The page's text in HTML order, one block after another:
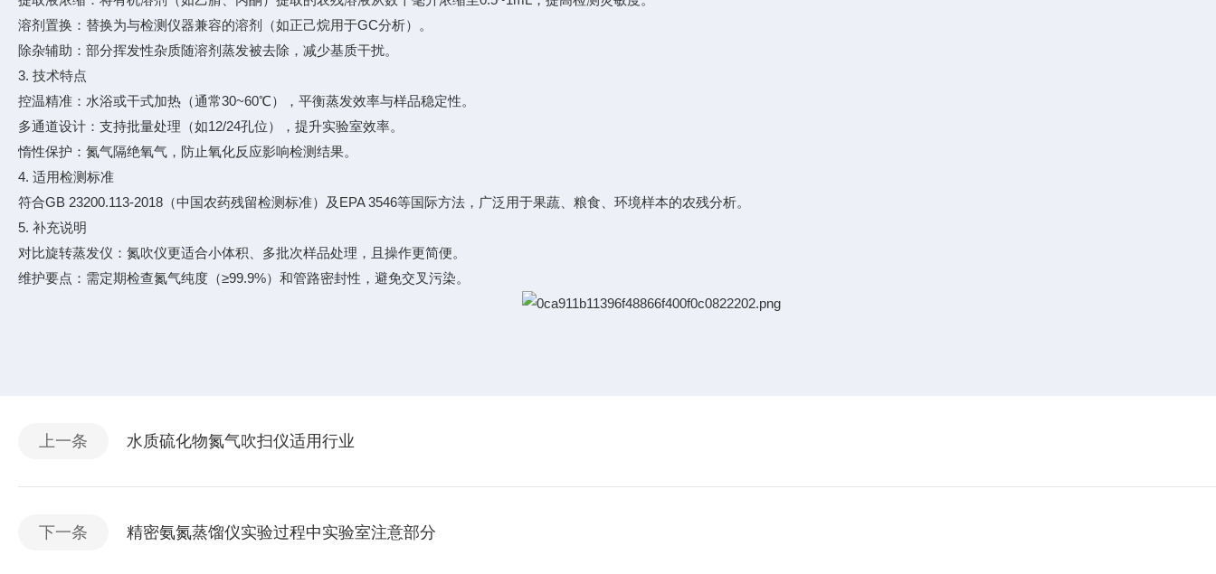
溶剂置换：替换为与检测仪器兼容的溶剂（如正己烷用于GC分析）。
除杂辅助：部分挥发性杂质随溶剂蒸发被去除，减少基质干扰。
3. 技术特点
控温精准：水浴或干式加热（通常30~60℃），平衡蒸发效率与样品稳定性。
多通道设计：支持批量处理（如12/24孔位），提升实验室效率。
惰性保护：氮气隔绝氧气，防止氧化反应影响检测结果。
4. 适用检测标准
符合GB 23200.113-2018（中国农药残留检测标准）及EPA 3546等国际方法，广泛用于果蔬、粮食、环境样本的农残分析。
5. 补充说明
对比旋转蒸发仪：氮吹仪更适合小体积、多批次样品处理，且操作更简便。
维护要点：需定期检查氮气纯度（≥99.9%）和管路密封性，避免交叉污染。
上一条 水质硫化物氮气吹扫仪适用行业
下一条 精密氨氮蒸馏仪实验过程中实验室注意部分